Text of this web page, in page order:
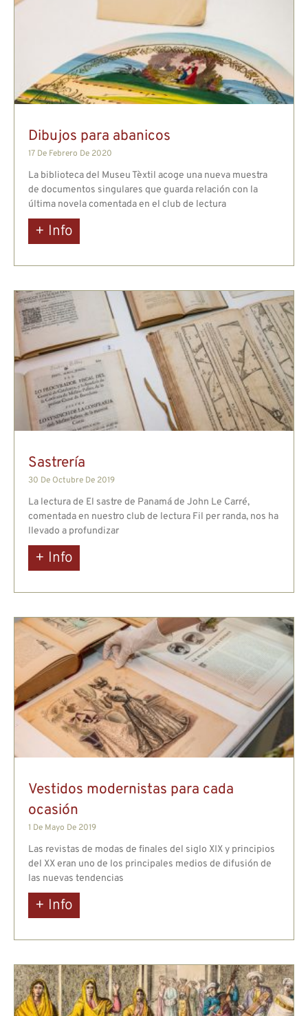
Dibujos para abanicos
17 De Febrero De 2020
La biblioteca del Museu Tèxtil acoge una nueva muestra
de documentos singulares que guarda relación con la
última novela comentada en el club de lectura
+ Info
Sastrería
30 De Octubre De 2019
La lectura de El sastre de Panamá de John Le Carré,
comentada en nuestro club de lectura Fil per randa, nos ha
llevado a profundizar
+ Info
Vestidos modernistas para cada
ocasión
1 De Mayo De 2019
Las revistas de modas de finales del siglo XIX y principios
del XX eran uno de los principales medios de difusión de
las nuevas tendencias
+ Info